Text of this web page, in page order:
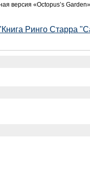
версия «Octopus’s Garden».
Ринго Старра